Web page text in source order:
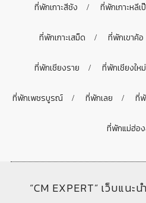
ที่พักเกาะสีชัง ที่พักเกาะหลีเ
ที่พักเกาะเสม็ด ที่พักเขาค้อ
ที่พักเชียงราย ที่พักเชียงใหม่
ที่พักเพชรบูรณ์ ที่พักเลย ที่
ที่พักแม่ฮ่อ
“CM EXPERT” เว็บแนะ